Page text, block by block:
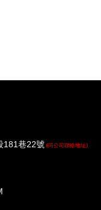
181巷22號 (同公司聯絡地址)